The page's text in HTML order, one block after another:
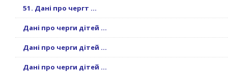
51. Дані про чергт ...
Дані про черги дітей ...
Дані про черги дітей ...
Дані про черги дітей ...